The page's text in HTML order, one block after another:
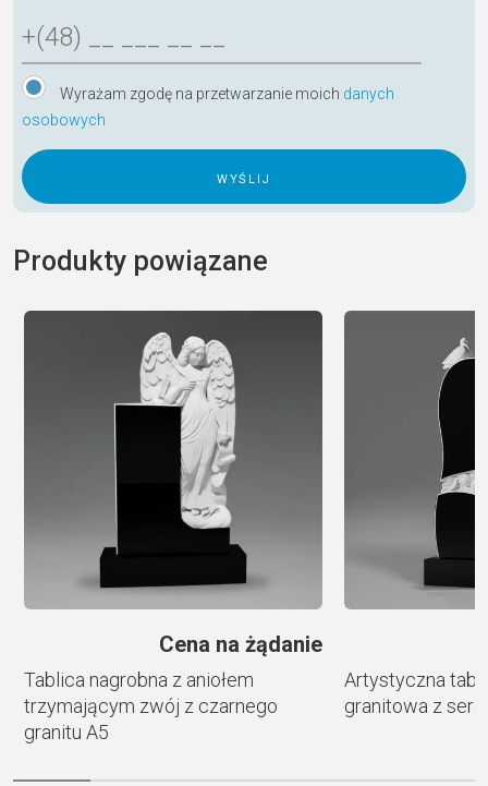
Wyrażam zgodę na przetwarzanie moich danych
osobowych
A
t
r
Produkty powiązane
Cena na żądanie
Tablica nagrobna z aniołem
trzymającym zwój z czarnego
granitu A5
Artystyczna
granitowa z